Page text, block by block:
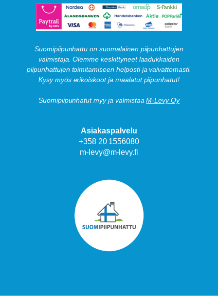
Suomipiipunhattu on suomalainen piipunhattujen
valmistaja. Olemme keskittyneet laadukkaiden
piipunhattujen toimitamiseen helposti ja vaivattomasti.
Kysy myös erikoiskoot ja maalatut piipunhatut!
Suomipiipunhatut myy ja valmistaaM-Levy Oy
Asiakaspalvelu
+358 20 1556080
m-levy@m-levy.fi